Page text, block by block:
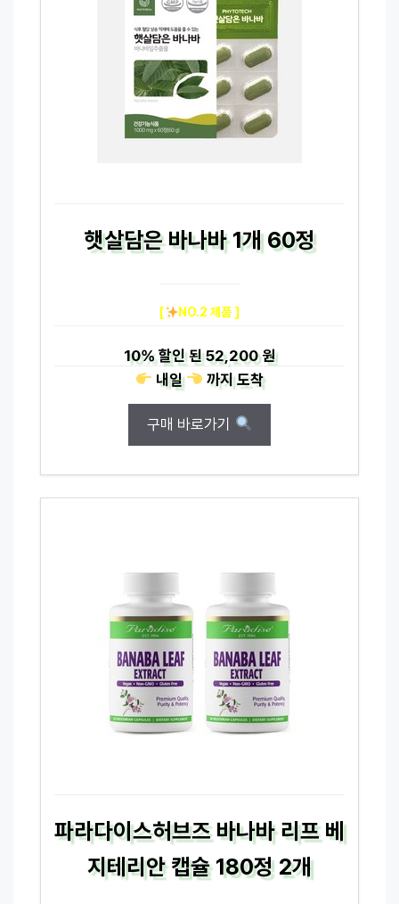
햇살담은 바나바 1개 60정
[ NO.2 제품 ]
10%할인 된52,200 원
내일
까지도착
구매 바로가기
파라다이스허브즈 바나바 리프 베
지테리안 캡슐 180정 2개